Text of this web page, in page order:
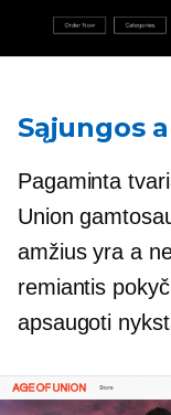
Sąjungos
Pagaminta
Union
amžius yra a
remiantis
apsaugoti